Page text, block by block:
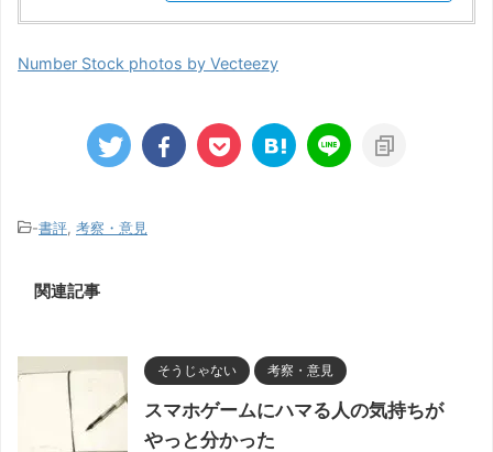
Number Stock photos by Vecteezy
-書評 考察・意見
関連記事
そうじゃない 考察・意見
スマホゲームにハマる人の気持ちが
やっと分かった